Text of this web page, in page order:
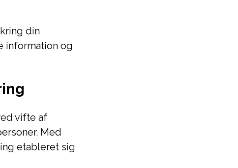
din
information og
vifte af
Med
etableret sig